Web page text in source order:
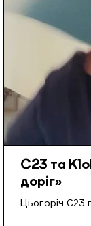
С23 та
доріг»
Цьогоріч С23